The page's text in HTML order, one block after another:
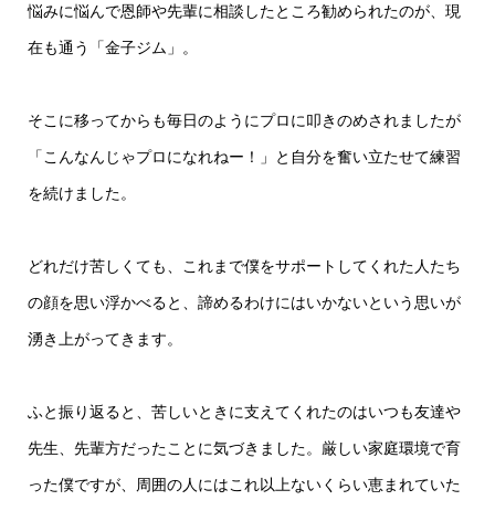
悩みに悩んで恩師や先輩に相談したところ勧められたのが、現
在も通う「金子ジム」。
そこに移ってからも毎日のようにプロに叩きのめされましたが
「こんなんじゃプロになれねー！」と自分を奮い立たせて練習
を続けました。
どれだけ苦しくても、これまで僕をサポートしてくれた人たち
の顔を思い浮かべると、諦めるわけにはいかないという思いが
湧き上がってきます。
ふと振り返ると、苦しいときに支えてくれたのはいつも友達や
先生、先輩方だったことに気づきました。厳しい家庭環境で育
った僕ですが、周囲の人にはこれ以上ないくらい恵まれていた